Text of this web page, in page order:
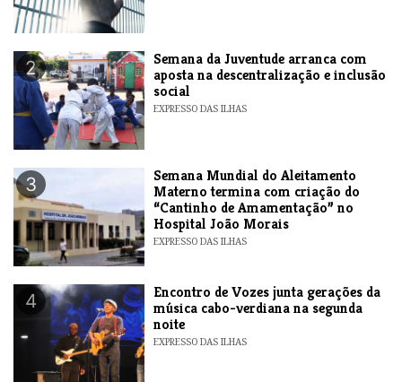
2
Semana da Juventude arranca com
aposta na descentralização e inclusão
social
EXPRESSO DAS ILHAS
3
Semana Mundial do Aleitamento
Materno termina com criação do
“Cantinho de Amamentação” no
Hospital João Morais
EXPRESSO DAS ILHAS
4
Encontro de Vozes junta gerações da
música cabo-verdiana na segunda
noite
EXPRESSO DAS ILHAS